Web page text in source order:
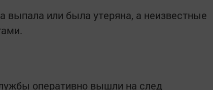
выпала или была утеряна, а неизвестные
оперативно вышли на след